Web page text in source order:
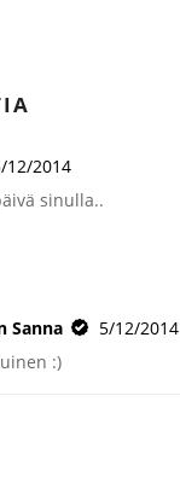
12/2014
sinulla..
Sanna
5/12/2014
:)